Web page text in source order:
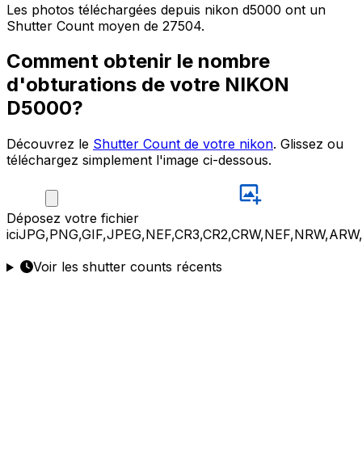
Les photos téléchargées depuis nikon d5000 ont un
Shutter Count moyen de 27504.
Comment obtenir le nombre
d'obturations de votre NIKON
D5000?
Découvrez le Shutter Count de votre nikon. Glissez ou
téléchargez simplement l'image ci-dessous.
Déposez votre fichier
ici
Voir les shutter counts récents